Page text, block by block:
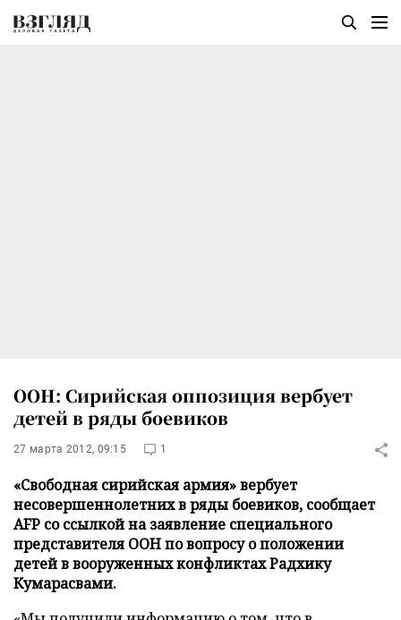
ООН: Сирийская оппозиция вербует
детей в ряды боевиков
27 марта 2012, 09:15 1
«Свободная сирийская армия» вербует
несовершеннолетних в ряды боевиков, сообщает
AFP со ссылкой на заявление специального
представителя ООН по вопросу о положении
детей в вооруженных конфликтах Радхику
Кумарасвами.